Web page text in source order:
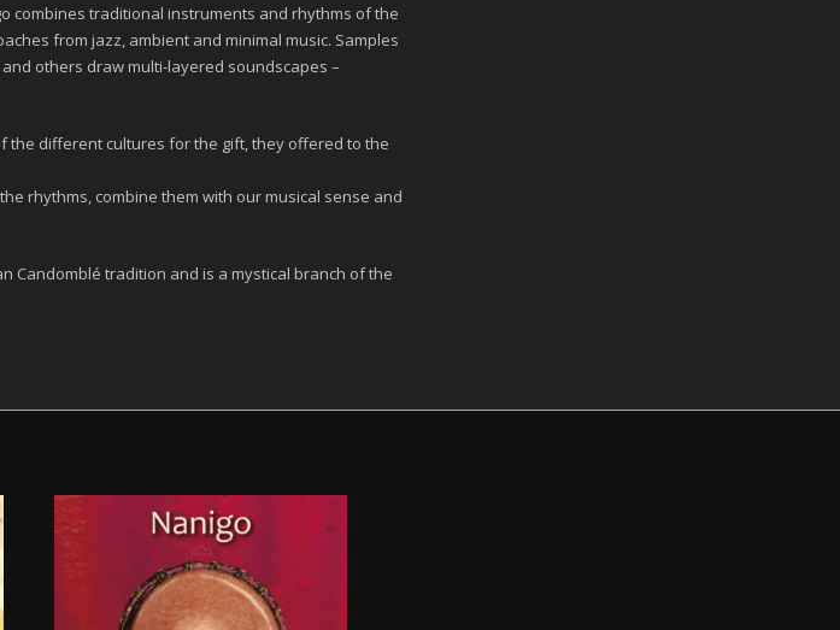
combines traditional instruments and rhythms of the
from jazz, ambient and minimal music. Samples
others draw multi-layered soundscapes –
the different cultures for the gift, they offered to the
rhythms, combine them with our musical sense and
Candomblé tradition and is a mystical branch of the